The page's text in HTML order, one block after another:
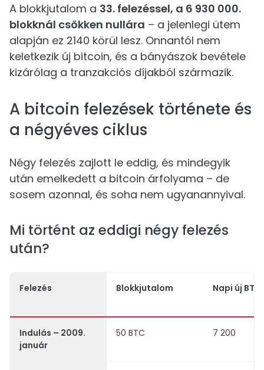
A blokkjutalom a 33. felezéssel, a 6 930 000.
blokknál csökken nullára – a jelenlegi ütem
alapján ez 2140 körül lesz. Onnantól nem
keletkezik új bitcoin, és a bányászok bevétele
kizárólag a tranzakciós díjakból származik.
A bitcoin felezések története és
a négyéves ciklus
Négy felezés zajlott le eddig, és mindegyik
után emelkedett a bitcoin árfolyama – de
sosem azonnal, és soha nem ugyanannyival.
Mi történt az eddigi négy felezés
után?
Felezés Blokkjutalom Napi új BTC
Indulás – 2009.
január
50 BTC 7 200